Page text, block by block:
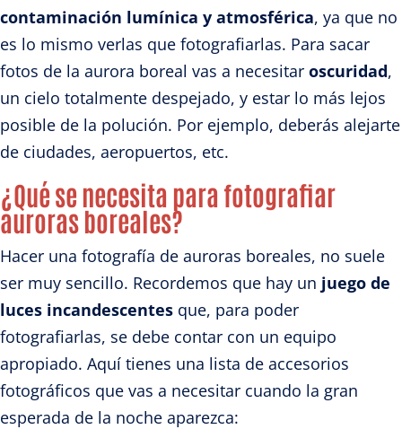
contaminación lumínica y atmosférica, ya que no
es lo mismo verlas que fotografiarlas. Para sacar
fotos de la aurora boreal vas a necesitar oscuridad,
un cielo totalmente despejado, y estar lo más lejos
posible de la polución. Por ejemplo, deberás alejarte
de ciudades, aeropuertos, etc.
¿Qué se necesita para fotografiar
auroras boreales?
Hacer una fotografía de auroras boreales, no suele
ser muy sencillo. Recordemos que hay un juego de
luces incandescentes que, para poder
fotografiarlas, se debe contar con un equipo
apropiado. Aquí tienes una lista de accesorios
fotográficos que vas a necesitar cuando la gran
esperada de la noche aparezca: